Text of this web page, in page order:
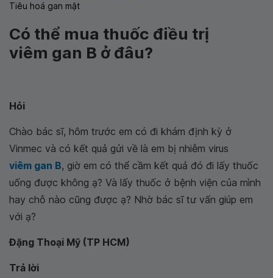
Tiêu hoá gan mật
Có thể mua thuốc điều trị
viêm gan B ở đâu?
Hỏi
Chào bác sĩ, hôm trước em có đi khám định kỳ ở
Vinmec và có kết quả gửi về là em bị nhiễm virus
viêm gan B, giờ em có thể cầm kết quả đó đi lấy thuốc
uống được không ạ? Và lấy thuốc ở bệnh viện của mình
hay chỗ nào cũng được ạ? Nhờ bác sĩ tư vấn giúp em
với ạ?
Đặng Thoại Mỹ (TP HCM)
Trả lời